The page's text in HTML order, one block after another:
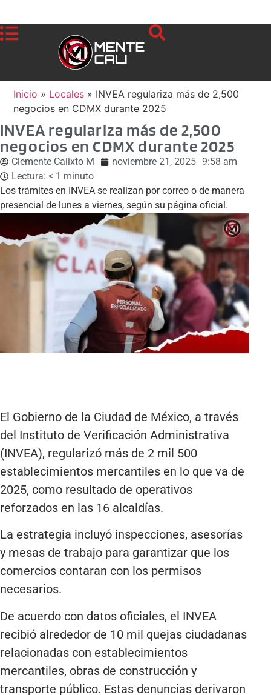
Inicio » Locales » INVEA regulariza más de 2,500
negocios en CDMX durante 2025
INVEA regulariza más de 2,500
negocios en CDMX durante 2025
Clemente Calixto M noviembre 21, 2025 9:58 am
Lectura: < 1 minuto
Los trámites en INVEA se realizan por correo o de manera
presencial de lunes a viernes, según su página oficial.
El Gobierno de la Ciudad de México, a través
del Instituto de Verificación Administrativa
(INVEA), regularizó más de 2 mil 500
establecimientos mercantiles en lo que va de
2025, como resultado de operativos
reforzados en las 16 alcaldías.
La estrategia incluyó inspecciones, asesorías
y mesas de trabajo para garantizar que los
comercios contaran con los permisos
necesarios.
De acuerdo con datos oficiales, el INVEA
recibió alrededor de 10 mil quejas ciudadanas
relacionadas con establecimientos
mercantiles, obras de construcción y
transporte público. Estas denuncias derivaron